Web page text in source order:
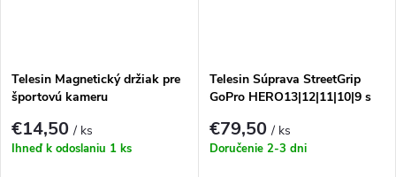
Telesin Magnetický držiak pre
športovú kameru
€14,50/ ks
Ihneď k odoslaniu 1 ks
Telesin Súprava StreetGrip
GoPro HERO13|12|11|10|9 s
€79,50/ ks
Doručenie 2-3 dni